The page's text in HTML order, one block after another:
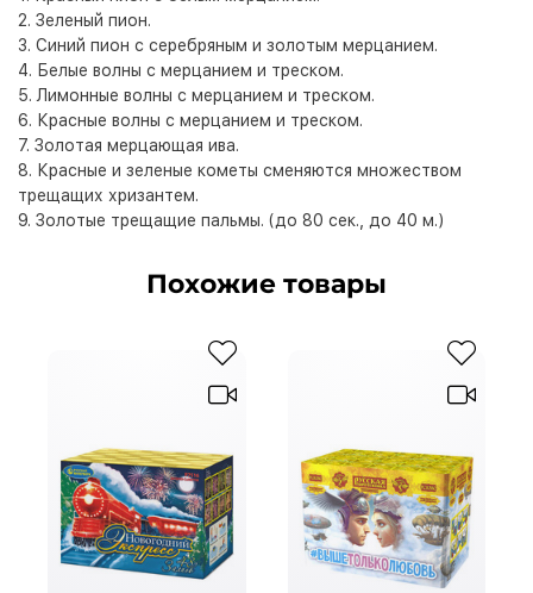
2. Зеленый пион.
3. Синий пион с серебряным и золотым мерцанием.
4. Белые волны с мерцанием и треском.
5. Лимонные волны с мерцанием и треском.
6. Красные волны с мерцанием и треском.
7. Золотая мерцающая ива.
8. Красные и зеленые кометы сменяются множеством
трещащих хризантем.
9. Золотые трещащие пальмы. (до 80 сек., до 40 м.)
Похожие товары